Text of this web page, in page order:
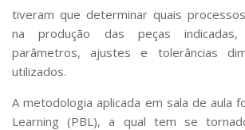
Comunicação
Assessorias e Mídias
Aplicativos e Sites
Jornal da USP
Defesa de Teses
tiveram que determinar quais
na produção das peças indicadas,
parâmetros, ajustes e tolerâncias
utilizados.
A metodologia aplicada em sala de aula
Learning (PBL), a qual tem se